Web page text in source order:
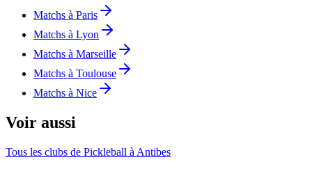
Matchs à Paris
Matchs à Lyon
Matchs à Marseille
Matchs à Toulouse
Matchs à Nice
Voir aussi
Tous les clubs de Pickleball à Antibes